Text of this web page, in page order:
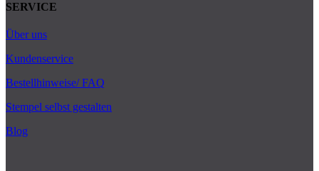
SERVICE
Über uns
Kundenservice
Bestellhinweise/ FAQ
Stempel selbst gestalten
Blog